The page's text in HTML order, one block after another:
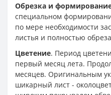
Обрезка и
специальном
по мере необходимости
листья и полностью
Цветение. Период
первый месяц лета.
месяцев. Оригинальным
шикарный лист -